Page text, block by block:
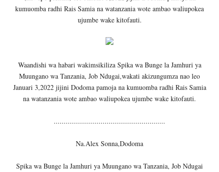
kumuomba radhi Rais Samia na watanzania wote ambao waliupokea
ujumbe wake kitofauti.
Waandishi wa habari wakimsikiliza Spika wa Bunge la Jamhuri ya
Muungano wa Tanzania, Job Ndugai,wakati akizungumza nao leo
Januari 3,2022 jijini Dodoma pamoja na kumuomba radhi Rais Samia
na watanzania wote ambao waliupokea ujumbe wake kitofauti.
.........................................................
Na.Alex Sonna,Dodoma
Spika wa Bunge la Jamhuri ya Muungano wa Tanzania, Job Ndugai